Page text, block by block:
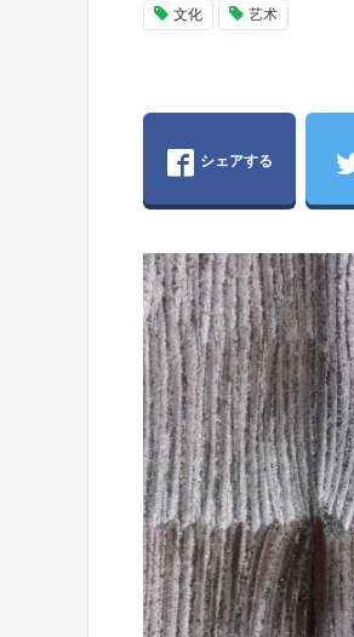
文化 艺术
シェアする